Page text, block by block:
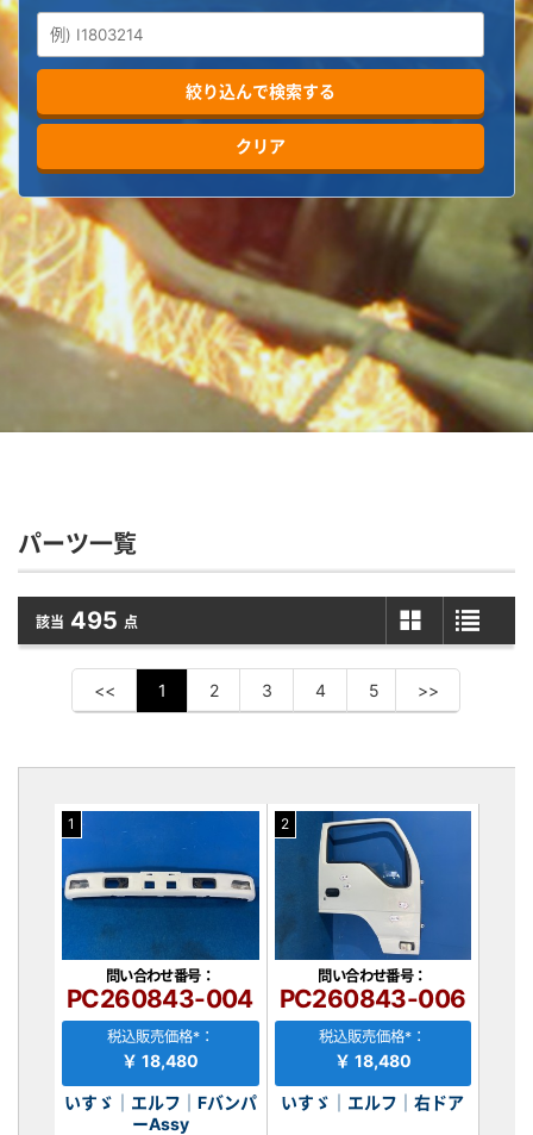
絞り込んで検索する
クリア
パーツ一覧
該当 495 点
<< 1 2 3 4 5 >>
1
問い合わせ番号：
PC260843-004
税込販売価格*：
￥ 18,480
いすゞ｜エルフ｜Fバンパ
ーAssy
2
問い合わせ番号：
PC260843-006
税込販売価格*：
￥ 18,480
いすゞ｜エルフ｜右ドア